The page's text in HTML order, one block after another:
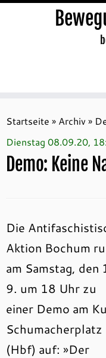
Inhalt
springen
Startseite » Archiv »
Dienstag 08.09.20,
Demo: Keine
Die
Aktion Bochum
am Samstag, den
9. um 18 Uhr zu
einer Demo am
Schumacherplatz
(Hbf) auf: »Der